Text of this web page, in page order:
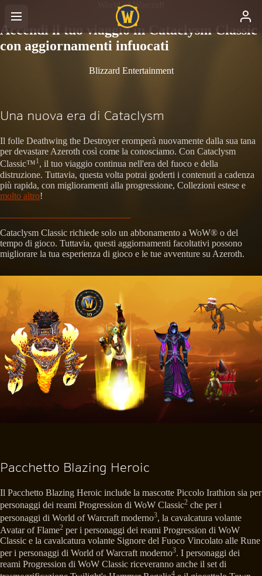
World of Warcraft
Accendi il tuo viaggio in Cataclysm Classic
con aggiornamenti infuocati
Blizzard Entertainment
Una nuova era di Cataclysm
Il folle Deathwing the Destroyer eromperà nuovamente dalla sua tana
per devastare Azeroth così come la conosciamo. Con Cataclysm
Classic™1, il tuo viaggio continua nell'era del fuoco e della
distruzione. Tuttavia, questa volta potrai goderti i contenuti a cadenza
più rapida, con miglioramenti alla progressione, Collezioni estese e
molto altro!
Cataclysm Classic richiede solo un abbonamento a WoW® o del
tempo di gioco. Tuttavia, questi aggiornamenti facoltativi possono
migliorare la tua esperienza di gioco e le tue avventure su Azeroth.
Pacchetto Blazing Heroic
Il Pacchetto Blazing Heroic include la mascotte Piccolo Irathion sia per
personaggi dei reami Progression di WoW Classic2 che per i
personaggi di World of Warcraft moderno3, la cavalcatura volante
Avatar of Flame2 per i personaggi dei reami Progression di WoW
Classic e la cavalcatura volante Signore del Fuoco Vincolato alle Rune
per i personaggi di World of Warcraft moderno3. I personaggi dei
reami Progression di WoW Classic riceveranno anche il set di
4